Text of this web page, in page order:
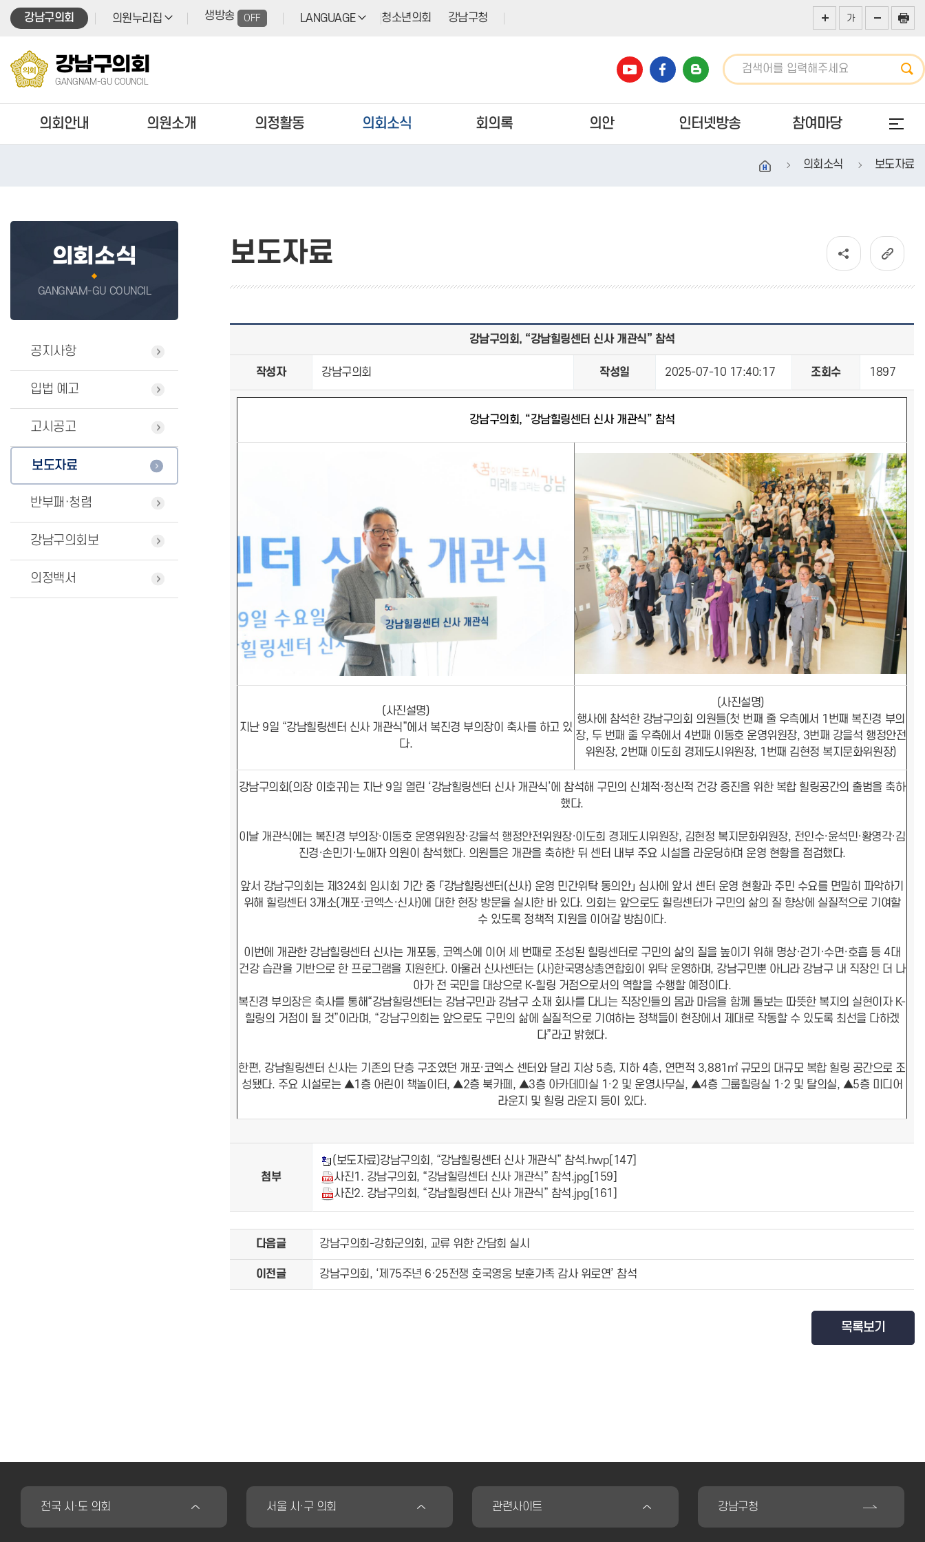
본문바로가기
강남구의회
의원누리집 생방송 OFF LANGUAGE 청소년의회 강남구청 가
강남구의회
GANGNAM-GU COUNCIL
의회안내 의원소개 의정활동 의회소식 회의록 의안 인터넷방송 참여마당
의회소식 보도자료
의회소식
GANGNAM-GU COUNCIL
공지사항
입법 예고
고시공고
보도자료
반부패·청렴
강남구의회보
의정백서
보도자료
강남구의회, “강남힐링센터 신사 개관식” 참석
작성자 강남구의회 작성일 2025-07-10 17:40:17 조회수 1897
강남구의회, “강남힐링센터 신사 개관식” 참석
(사진설명)
지난 9일 “강남힐링센터 신사 개관식”에서 복진경 부의장이 축사를 하고 있
다.
(사진설명)
행사에 참석한 강남구의회 의원들(첫 번째 줄 우측에서 1번째 복진경 부의
장, 두 번째 줄 우측에서 4번째 이동호 운영위원장, 3번째 강을석 행정안전
위원장, 2번째 이도희 경제도시위원장, 1번째 김현정 복지문화위원장)
강남구의회(의장 이호귀)는 지난 9일 열린 ‘강남힐링센터 신사 개관식’에 참석해 구민의 신체적·정신적 건강 증진을 위한 복합 힐링공간의 출범을 축하
했다.
이날 개관식에는 복진경 부의장·이동호 운영위원장·강을석 행정안전위원장·이도희 경제도시위원장, 김현정 복지문화위원장, 전인수·윤석민·황영각·김
진경·손민기·노애자 의원이 참석했다. 의원들은 개관을 축하한 뒤 센터 내부 주요 시설을 라운딩하며 운영 현황을 점검했다.
앞서 강남구의회는 제324회 임시회 기간 중 「강남힐링센터(신사) 운영 민간위탁 동의안」 심사에 앞서 센터 운영 현황과 주민 수요를 면밀히 파악하기
위해 힐링센터 3개소(개포·코엑스·신사)에 대한 현장 방문을 실시한 바 있다. 의회는 앞으로도 힐링센터가 구민의 삶의 질 향상에 실질적으로 기여할
수 있도록 정책적 지원을 이어갈 방침이다.
이번에 개관한 강남힐링센터 신사는 개포동, 코엑스에 이어 세 번째로 조성된 힐링센터로 구민의 삶의 질을 높이기 위해 명상·걷기·수면·호흡 등 4대
건강 습관을 기반으로 한 프로그램을 지원한다. 아울러 신사센터는 (사)한국명상총연합회이 위탁 운영하며, 강남구민뿐 아니라 강남구 내 직장인 더 나
아가 전 국민을 대상으로 K-힐링 거점으로서의 역할을 수행할 예정이다.
복진경 부의장은 축사를 통해“강남힐링센터는 강남구민과 강남구 소재 회사를 다니는 직장인들의 몸과 마음을 함께 돌보는 따뜻한 복지의 실현이자 K-
힐링의 거점이 될 것”이라며, “강남구의회는 앞으로도 구민의 삶에 실질적으로 기여하는 정책들이 현장에서 제대로 작동할 수 있도록 최선을 다하겠
다”라고 밝혔다.
한편, 강남힐링센터 신사는 기존의 단층 구조였던 개포·코엑스 센터와 달리 지상 5층, 지하 4층, 연면적 3,881㎡ 규모의 대규모 복합 힐링 공간으로 조
성됐다. 주요 시설로는 ▲1층 어린이 책놀이터, ▲2층 북카페, ▲3층 아카데미실 1·2 및 운영사무실, ▲4층 그룹힐링실 1·2 및 탈의실, ▲5층 미디어
라운지 및 힐링 라운지 등이 있다.
첨부
(보도자료)강남구의회, “강남힐링센터 신사 개관식” 참석.hwp [147]
사진1. 강남구의회, “강남힐링센터 신사 개관식” 참석.jpg [159]
사진2. 강남구의회, “강남힐링센터 신사 개관식” 참석.jpg [161]
다음글 강남구의회-강화군의회, 교류 위한 간담회 실시
이전글 강남구의회, ‘제75주년 6·25전쟁 호국영웅 보훈가족 감사 위로연’ 참석
목록보기
전국 시·도 의회 서울 시·구 의회 관련사이트 강남구청